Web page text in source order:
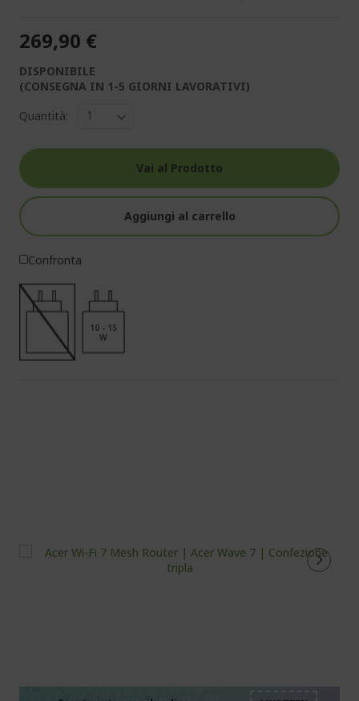
269,90 €
DISPONIBILE
(CONSEGNA IN 1-5 GIORNI LAVORATIVI)
Quantità:
Vai al Prodotto
Aggiungi al carrello
Confronta
10 - 15
W